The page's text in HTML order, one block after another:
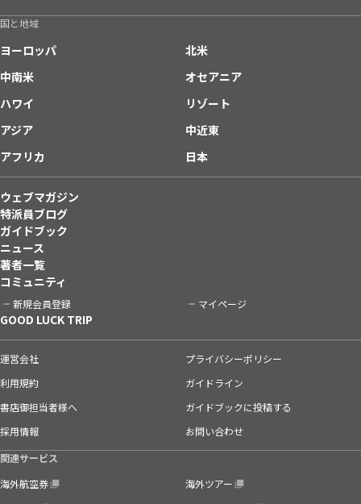
国と地域
ヨーロッパ
北米
中南米
オセアニア
ハワイ
リゾート
アジア
中近東
アフリカ
日本
ウェブマガジン
特派員ブログ
ガイドブック
ニュース
著者一覧
コミュニティ
新規会員登録 マイページ
GOOD LUCK TRIP
運営会社
プライバシーポリシー
利用規約
ガイドライン
書店御担当者様へ
ガイドブックに投稿する
採用情報
お問い合わせ
関連サービス
海外航空券
海外ツアー